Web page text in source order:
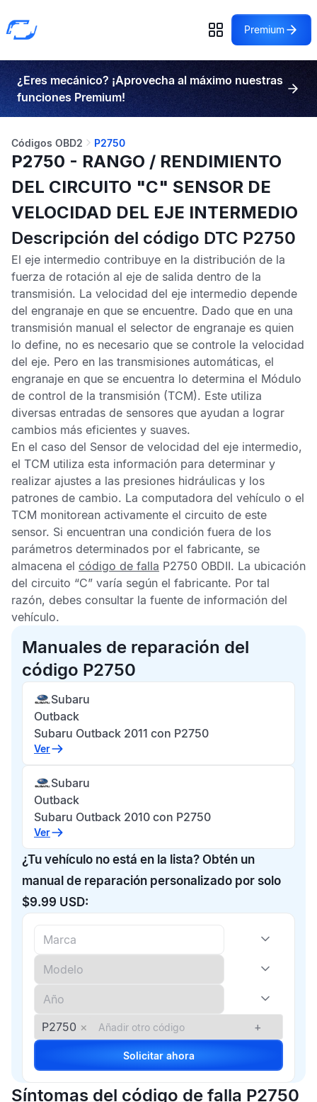
Premium
¿Eres mecánico? ¡Aprovecha al máximo nuestras
funciones Premium!
Códigos OBD2 P2750
P2750 - RANGO / RENDIMIENTO
DEL CIRCUITO "C" SENSOR DE
VELOCIDAD DEL EJE INTERMEDIO
Descripción del código DTC P2750
El eje intermedio contribuye en la distribución de la
fuerza de rotación al eje de salida dentro de la
transmisión. La velocidad del eje intermedio depende
del engranaje en que se encuentre. Dado que en una
transmisión manual el selector de engranaje es quien
lo define, no es necesario que se controle la velocidad
del eje. Pero en las transmisiones automáticas, el
engranaje en que se encuentra lo determina el Módulo
de control de la transmisión (TCM). Este utiliza
diversas entradas de sensores que ayudan a lograr
cambios más eficientes y suaves.
En el caso del Sensor de velocidad del eje intermedio,
el TCM utiliza esta información para determinar y
realizar ajustes a las presiones hidráulicas y los
patrones de cambio. La computadora del vehículo o el
TCM monitorean activamente el circuito de este
sensor. Si encuentran una condición fuera de los
parámetros determinados por el fabricante, se
almacena el código de falla P2750 OBDII. La ubicación
del circuito “C” varía según el fabricante. Por tal
razón, debes consultar la fuente de información del
vehículo.
Manuales de reparación del
código P2750
Subaru
Outback
Subaru Outback 2011 con P2750
Ver
Subaru
Outback
Subaru Outback 2010 con P2750
Ver
¿Tu vehículo no está en la lista? Obtén un
manual de reparación personalizado por solo
$9.99 USD:
P2750 × +
Solicitar ahora
Síntomas del código de falla P2750